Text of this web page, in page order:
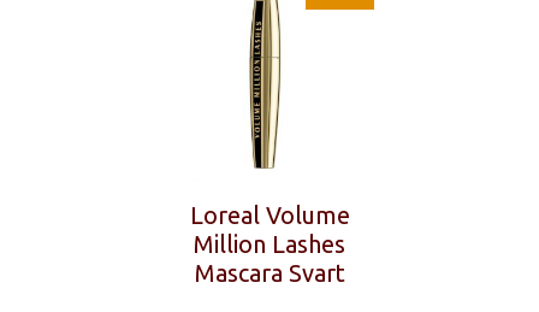
Loreal Volume
Million Lashes
Mascara Svart